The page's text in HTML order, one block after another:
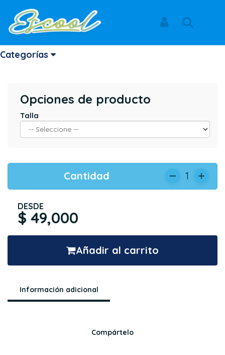
Categorías
Productos
NEW CAMBRIDGE CALI
CAMISETA HOUSE IGNIS ROJO
Opciones de producto
Talla
Cantidad 1
DESDE
$ 49,000
Añadir al carrito
Información adicional
Compártelo